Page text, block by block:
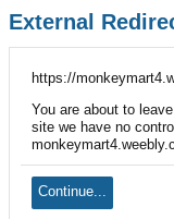
External
https://
You are about to
site we have no
Continue...